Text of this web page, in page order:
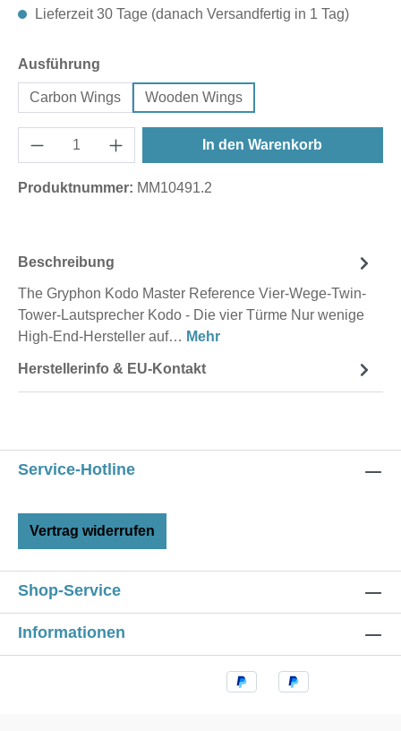
Lieferzeit 30 Tage (danach Versandfertig in 1 Tag)
Ausführung
Carbon Wings Wooden Wings
In den Warenkorb
Produktnummer: MM10491.2
Beschreibung
The Gryphon Kodo Master Reference Vier-Wege-Twin-
Tower-Lautsprecher Kodo - Die vier Türme Nur wenige
High-End-Hersteller auf… Mehr
Herstellerinfo & EU-Kontakt
Service-Hotline
Vertrag widerrufen
Shop-Service
Informationen